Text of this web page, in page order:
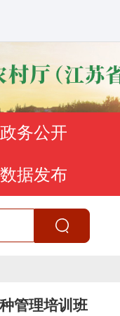
政务公开
数据发布
管理培训班